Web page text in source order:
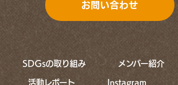
お問い合わせ
SDGsの取り組み メンバー紹介
活動レポート Instagram